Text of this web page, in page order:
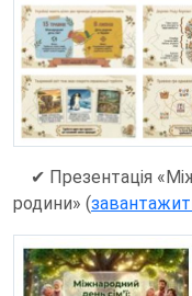
✔ Презентація
родини» (